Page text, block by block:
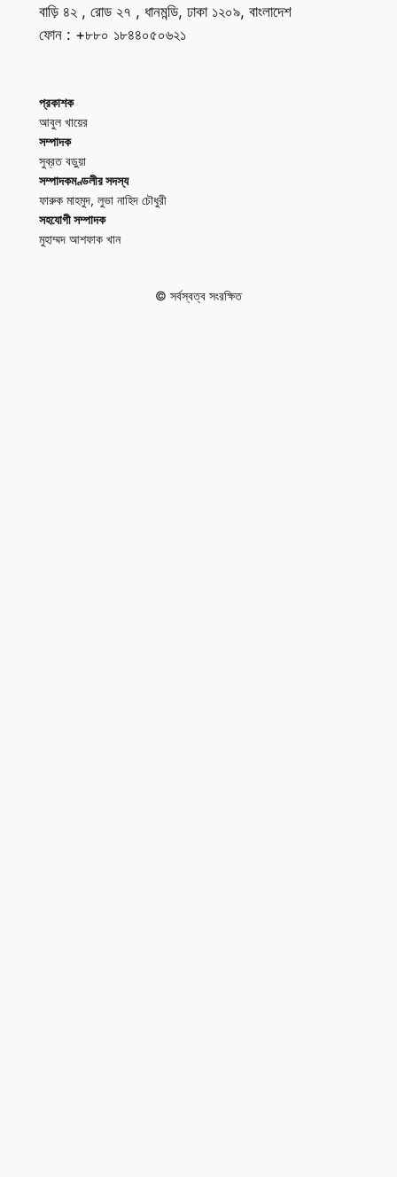
বাড়ি ৪২ , রোড ২৭ , ধানমন্ডি, ঢাকা ১২০৯, বাংলাদেশ
ফোন : +৮৮০ ১৮৪৪০৫০৬২১
প্রকাশক
আবুল খায়ের
সম্পাদক
সুব্রত বড়ুয়া
সম্পাদকমণ্ডলীর সদস্য
ফারুক মাহমুদ, লুভা নাহিদ চৌধুরী
সহযোগী সম্পাদক
মুহাম্মদ আশফাক খান
© সর্বস্বত্ব সংরক্ষিত